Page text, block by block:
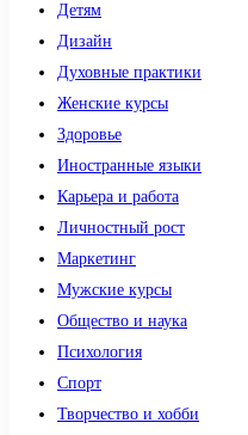
Детям
Дизайн
Духовные практики
Женские курсы
Здоровье
Иностранные языки
Карьера и работа
Личностный рост
Маркетинг
Мужские курсы
Общество и наука
Психология
Спорт
Творчество и хобби